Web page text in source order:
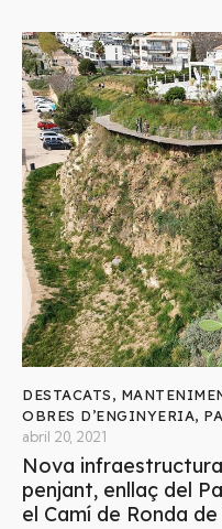
DESTACATS,
OBRES D’ENGINYERIA,
abril 20, 2021
Nova
penjant, enllaç del
el Camí de Ronda